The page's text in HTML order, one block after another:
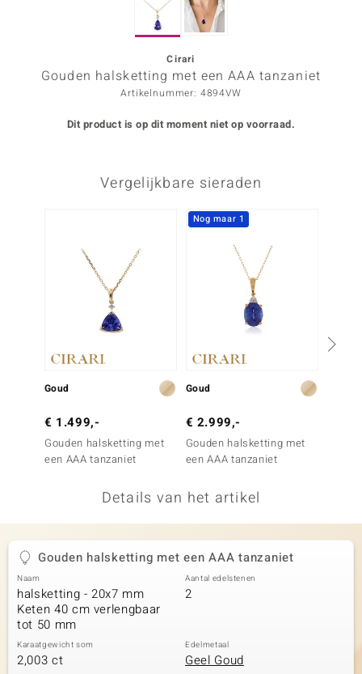
Designs
Cirari
Gouden halsketting met een AAA tanzaniet
Artikelnummer: 4894VW
Dit product is op dit moment niet op voorraad.
Vergelijkbare sieraden
Goud
€ 1.499,-
Gouden halsketting met
een AAA tanzaniet
Nog maar 1
Goud
€ 2.999,-
Gouden halsketting met
een AAA tanzaniet
Details van het artikel
Gouden halsketting met een AAA tanzaniet
Naam
halsketting - 20x7 mm
Keten 40 cm verlengbaar
tot 50 mm
Aantal edelstenen
2
Karaatgewicht som
2,003 ct
Edelmetaal
Geel Goud